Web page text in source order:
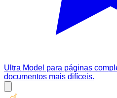
Ultra Model para páginas
documentos mais difíceis.